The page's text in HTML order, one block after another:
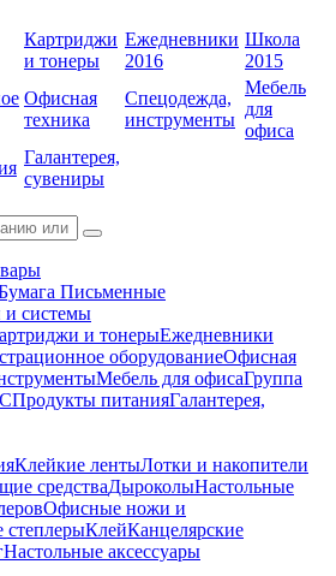
Картриджи
и тонеры
Ежедневники
2016
Школа
2015
Офисная
техника
Спецодежда,
инструменты
Мебель
для
офиса
Галантерея,
сувениры
Письменные
системы
и тонерыЕжедневники
оборудованиеОфисная
Мебель для офисаГруппа
Продукты питанияГалантерея,
Клейкие лентыЛотки и накопители
средстваДыроколыНастольные
Офисные ножи и
степлерыКлейКанцелярские
Настольные аксессуары